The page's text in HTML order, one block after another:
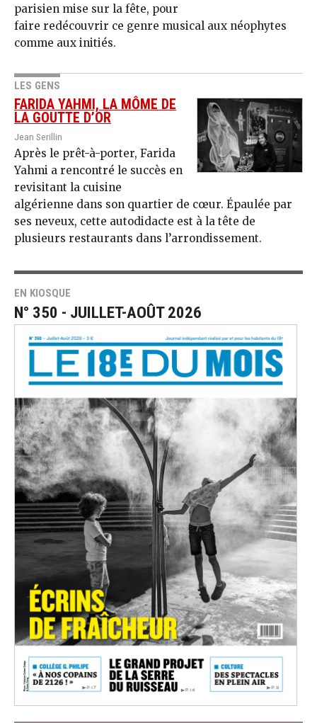
parisien mise sur la fête, pour
faire redécouvrir ce genre musical aux néophytes
comme aux initiés.
LES GENS
FARIDA YAHMI, LA MÔME DE
LA GOUTTE D’OR
Jean Serillin
Après le prêt-à-porter, Farida
Yahmi a rencontré le succès en
revisitant la cuisine
algérienne dans son quartier de cœur. Épaulée par
ses neveux, cette autodidacte est à la tête de
plusieurs restaurants dans l’arrondissement.
EN KIOSQUE
N° 350 - JUILLET-AOÛT 2026